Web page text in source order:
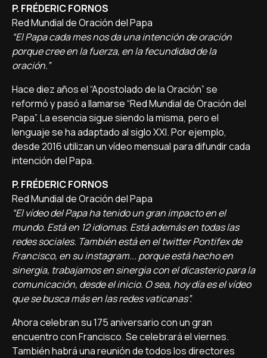
P. FRÉDERIC FORNOS
Red Mundial de Oración del Papa
“El Papa cada mes nos da una intención de oración
porque cree en la fuerza, en la fecundidad de la
oración.”
Hace diez años el “Apostolado de la Oración” se
reformó y pasó a llamarse “Red Mundial de Oración del
Papa”. La esencia sigue siendo la misma, pero el
lenguaje se ha adaptado al siglo XXI. Por ejemplo,
desde 2016 utilizan un vídeo mensual para difundir cada
intención del Papa.
P. FRÉDERIC FORNOS
Red Mundial de Oración del Papa
“El vídeo del Papa ha tenido un gran impacto en el
mundo. Está en 12 idiomas. Está además en todas las
redes sociales. También está en el twitter Pontifex de
Francisco, en su instagram... porque está hecho en
sinergia, trabajamos en sinergia con el dicasterio para la
comunicación, desde el inicio. O sea, hoy día es el vídeo
que se busca más en las redes vaticanas”.
Ahora celebran su 175 aniversario con un gran
encuentro con Francisco. Se celebrará el viernes.
También habrá una reunión de todos los directores